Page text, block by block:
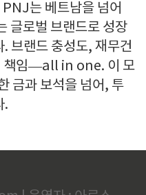
PNJ는 베트남을 넘어
글로벌 브랜드로 성장
. 브랜드 충성도, 재무건
책임—all in one. 이 모
금과 보석을 넘어, 투
.